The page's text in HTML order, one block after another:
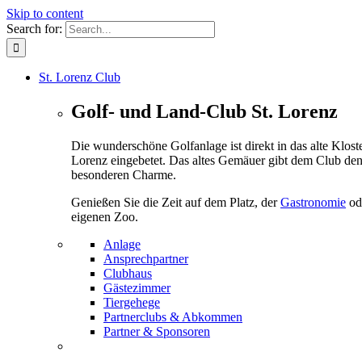
Skip to content
Search for:
St. Lorenz Club
Golf- und Land-Club St. Lorenz
Die wunderschöne Golfanlage ist direkt in das alte
Lorenz eingebetet. Das altes Gemäuer gibt dem Club
besonderen Charme.
Genießen Sie die Zeit auf dem Platz, derGastronomie
eigenen Zoo.
Anlage
Ansprechpartner
Clubhaus
Gästezimmer
Tiergehege
Partnerclubs & Abkommen
Partner & Sponsoren